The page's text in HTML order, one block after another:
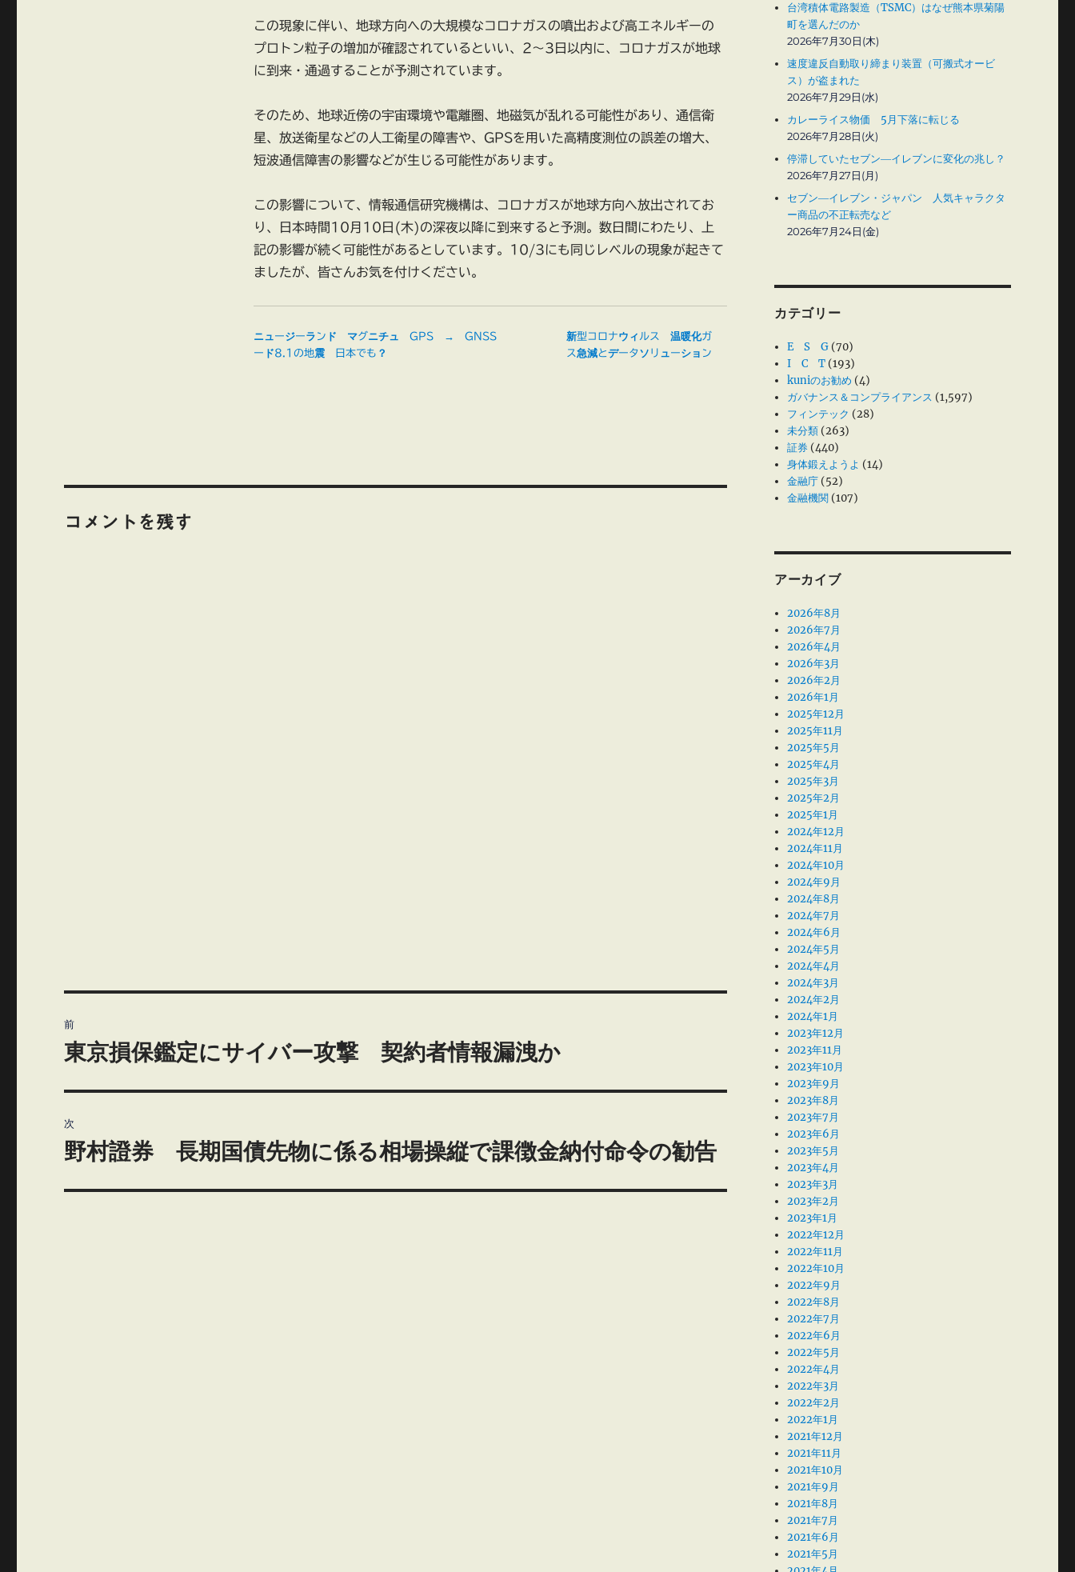
この現象に伴い、地球方向への大規模なコロナガスの噴出および高エネルギーの
プロトン粒子の増加が確認されているといい、2～3日以内に、コロナガスが地球
に到来・通過することが予測されています。
そのため、地球近傍の宇宙環境や電離圏、地磁気が乱れる可能性があり、通信衛
星、放送衛星などの人工衛星の障害や、GPSを用いた高精度測位の誤差の増大、
短波通信障害の影響などが生じる可能性があります。
この影響について、情報通信研究機構は、コロナガスが地球方向へ放出されてお
り、日本時間10月10日(木)の深夜以降に到来すると予測。数日間にわたり、上
記の影響が続く可能性があるとしています。10/3にも同じレベルの現象が起きて
ましたが、皆さんお気を付けください。
ニュージーランド マグニチュ
ード8.1の地震 日本でも？
GPS → GNSS
新型コロナウィルス 温暖化ガ
ス急減とデータソリューション
コメントを残す
稿
ゲ
前
前
投
稿:
東京損保鑑定にサイバー攻撃 契約者情報漏洩か
次
次
投
野村證券 長期国債先物に係る相場操縦で課徴金納付命令の勧告
台湾積体電路製造（TSMC）はなぜ熊本県菊陽
町を選んだのか
2026年7月30日(木)
速度違反自動取り締まり装置（可搬式オービ
ス）が盗まれた
2026年7月29日(水)
カレーライス物価 5月下落に転じる
2026年7月28日(火)
停滞していたセブン―イレブンに変化の兆し？
2026年7月27日(月)
セブン―イレブン・ジャパン 人気キャラクタ
ー商品の不正転売など
2026年7月24日(金)
カテゴリー
E S G (70)
I C T (193)
kuniのお勧め (4)
ガバナンス＆コンプライアンス (1,597)
フィンテック (28)
未分類 (263)
証券 (440)
身体鍛えようよ (14)
金融庁 (52)
金融機関 (107)
アーカイブ
2026年8月
2026年7月
2026年4月
2026年3月
2026年2月
2026年1月
2025年12月
2025年11月
2025年5月
2025年4月
2025年3月
2025年2月
2025年1月
2024年12月
2024年11月
2024年10月
2024年9月
2024年8月
2024年7月
2024年6月
2024年5月
2024年4月
2024年3月
2024年2月
2024年1月
2023年12月
2023年11月
2023年10月
2023年9月
2023年8月
2023年7月
2023年6月
2023年5月
2023年4月
2023年3月
2023年2月
2023年1月
2022年12月
2022年11月
2022年10月
2022年9月
2022年8月
2022年7月
2022年6月
2022年5月
2022年4月
2022年3月
2022年2月
2022年1月
2021年12月
2021年11月
2021年10月
2021年9月
2021年8月
2021年7月
2021年6月
2021年5月